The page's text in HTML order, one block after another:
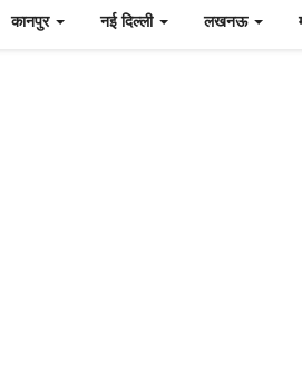
कानपुर नई दिल्ली लखनऊ